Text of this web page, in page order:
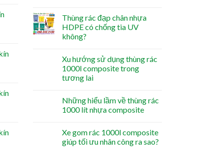
Thùng rác đạp chân nhựa
HDPE có chống tia UV
không?
Xu hướng sử dụng thùng rác
1000l composite trong
tương lai
Những hiểu lầm về thùng rác
1000 lít nhựa composite
Xe gom rác 1000l composite
giúp tối ưu nhân công ra sao?